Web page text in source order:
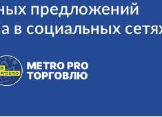
предложений
в социальных